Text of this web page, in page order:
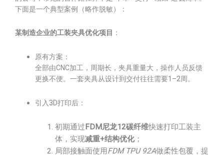
下面是一个典型案例（略作脱敏）：
某制造企业的工装夹具优化项目 ：
原有方案：
全部由CNC加工，周期长，夹具重量大，操作人员反馈
更换不便。一套夹具从设计到交付往往需要1–2周。
引入3D打印后：
初期通过FDM尼龙12碳纤维快速打印工装主
体，实现减重+结构优化；
局部接触面使用FDM TPU 92A做柔性包覆，提